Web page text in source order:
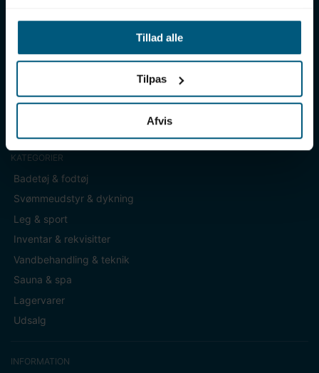
Tillad alle
Tilpas
Afvis
over 50 års erfaring i branchen og tilbyder den højeste
ekspertise og bedste service.
Sverigesvej 12, 8700 Horsens
info@lml-sport.dk
CVR DK-34604800
KATEGORIER
Badetøj & fodtøj
Svømmeudstyr & dykning
Leg & sport
Inventar & rekvisitter
Vandbehandling & teknik
Sauna & spa
Lagervarer
Udsalg
INFORMATION